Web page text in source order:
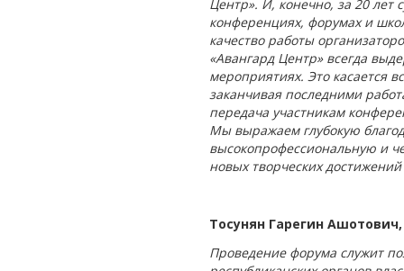
Центр». И, конечно, за 20 лет
конференциях, форумах и
качество работы
«Авангард Центр» всегда
мероприятиях. Это касается
заканчивая последними
передача участникам
Мы выражаем глубокую
высокопрофессиональную и
новых творческих
Тосунян Гарегин
Проведение форума служит